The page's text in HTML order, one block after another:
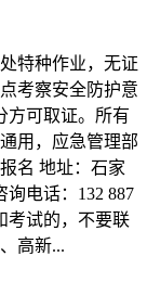
特种作业，无证
考察安全防护意
方可取证。所有
用，应急管理部
名 地址：石家
电话：132 887
考试的，不要联
高新...